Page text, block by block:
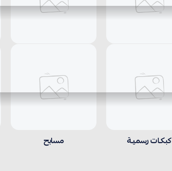
كبكـات رسميـة مسابح